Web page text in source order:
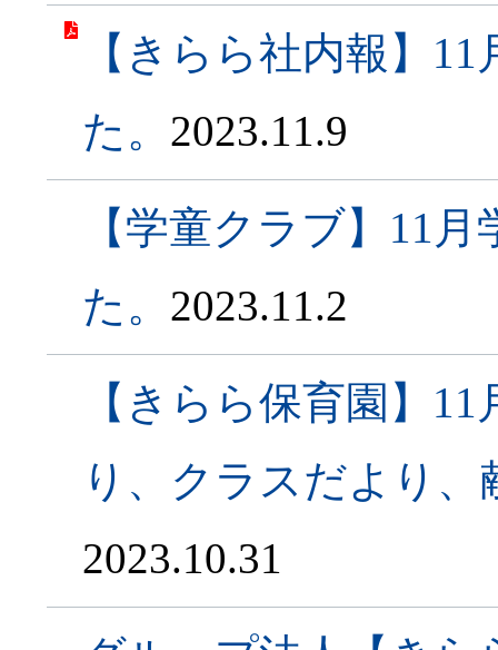
【きらら社内報】
た。 2023.11.9
【学童クラブ】11
た。 2023.11.2
【きらら保育園】
り、クラスだより
2023.10.31